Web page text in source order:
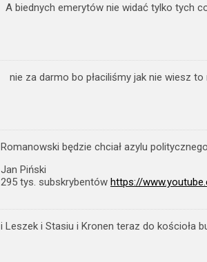
A biednych emerytów nie widać tylko tych
nie za darmo bo płaciliśmy jak nie wiesz
Romanowski będzie chciał azylu
Jan Piński
295 tys. subskrybentów https://
i Leszek i Stasiu i Kronen teraz do kościoła